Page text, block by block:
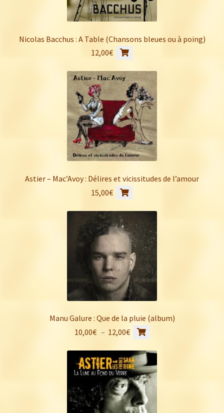
Nicolas Bacchus : A Table (Chansons bleues ou à poing)
12,00€
Astier – Mac’Avoy : Délires et vicissitudes de l’amour
15,00€
Manu Galure : Que de la pluie (album)
10,00€ – 12,00€ Plage
prix :
10,00€
à
12,00€
a
plusieurs
variations.